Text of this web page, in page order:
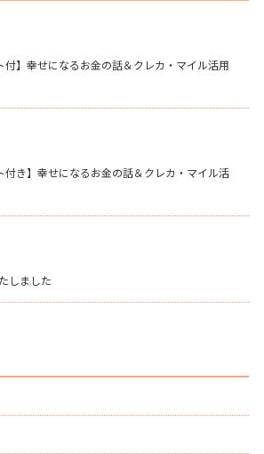
付】幸せになるお金の話＆クレカ・マイル活用
付き】幸せになるお金の話＆クレカ・マイル活
しました